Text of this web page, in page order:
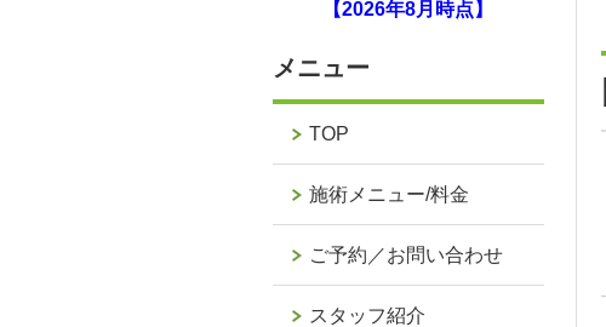
【2026年8月時点】
メニュー
TOP
施術メニュー/料金
ご予約／お問い合わせ
スタッフ紹介